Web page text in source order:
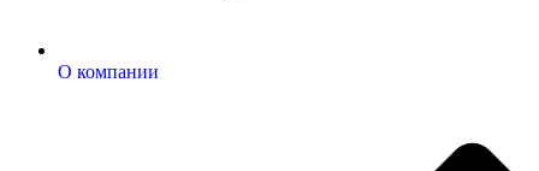
О компании